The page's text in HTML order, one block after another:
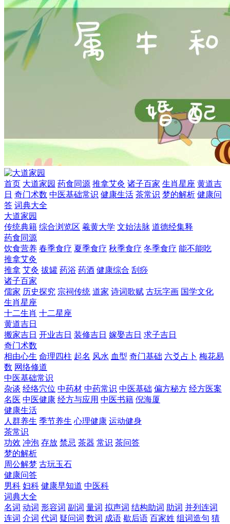
首页 大道家园 药食同源 推拿艾灸 诸子百家 生肖星座 黄道吉
日 奇门术数 中医基础常识 健康生活 茶常识 梦的解析 健康问
答 词典大全
大道家园
传统典籍 综合浏览区 羲黄大学 文始法脉 道德经集释
药食同源
饮食营养 春季食疗 夏季食疗 秋季食疗 冬季食疗 能不能吃
推拿艾灸
推拿 艾灸 拔罐 药浴 药酒 健康综合 刮痧
诸子百家
儒家 历史探究 宗祠传统 道家 诗词歌赋 古玩字画 国学文化
生肖星座
十二生肖 十二星座
黄道吉日
搬家吉日 开业吉日 装修吉日 嫁娶吉日 求子吉日
奇门术数
相由心生 命理四柱 起名 风水 血型 奇门基础 六爻占卜 梅花易
数 网络修道
中医基础常识
杂谈 经络穴位 中药材 中药常识 中医基础 偏方秘方 经方医案
名医 中医健康 经方与应用 中医书籍 倪海厦
健康生活
人群养生 季节养生 心理健康 运动健身
茶常识
功效 冲泡 存放 禁忌 茶器 常识 茶问答
梦的解析
周公解梦 古玩玉石
健康问答
男科 妇科 健康早知道 中医科
词典大全
名词 动词 形容词 副词 量词 拟声词 结构助词 助词 并列连词
连词 介词 代词 疑问词 数词 成语 歇后语 百家姓 组词造句 猜